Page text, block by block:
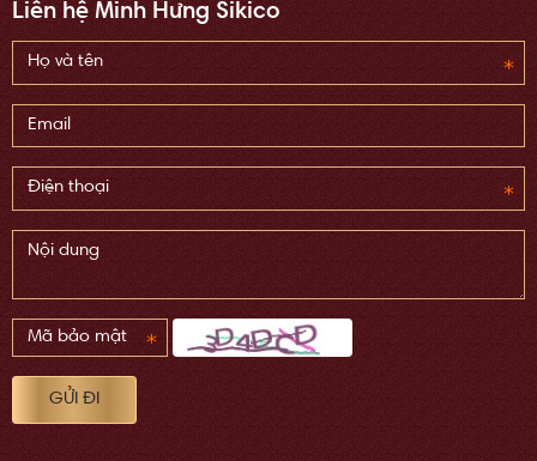
Liên hệ Minh Hưng Sikico